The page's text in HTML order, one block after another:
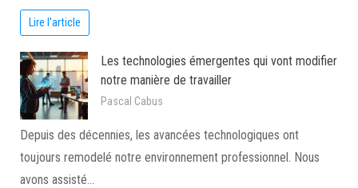
Lire l'article
Les technologies émergentes qui vont modifier
notre manière de travailler
Pascal Cabus
Depuis des décennies, les avancées technologiques ont
toujours remodelé notre environnement professionnel. Nous
avons assisté…